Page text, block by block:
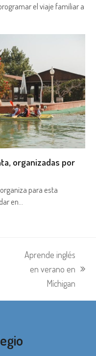
el viaje familiar a
organizadas por
para esta
en…
siguiente:
Aprende inglés
en verano en
Míchigan